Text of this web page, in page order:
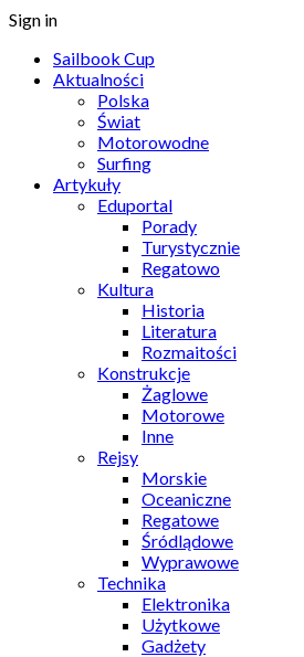
Sign in
Sailbook Cup
Aktualności
Polska
Świat
Motorowodne
Surfing
Artykuły
Eduportal
Porady
Turystycznie
Regatowo
Kultura
Historia
Literatura
Rozmaitości
Konstrukcje
Żaglowe
Motorowe
Inne
Rejsy
Morskie
Oceaniczne
Regatowe
Śródlądowe
Wyprawowe
Technika
Elektronika
Użytkowe
Gadżety